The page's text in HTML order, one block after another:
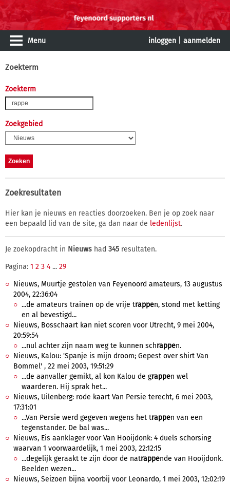
Menu inloggen aanmelden
Zoekterm
Zoekterm
Zoekgebied
Zoekresultaten
Hier kan je nieuws en reacties doorzoeken. Ben je op zoek naar
een bepaald lid van de site, ga dan naar de ledenlijst.
Je zoekopdracht in Nieuws had 345 resultaten.
Pagina: 1 2 3 4 ... 29
Nieuws, Muurtje gestolen van Feyenoord amateurs, 13 augustus
2004, 22:36:04
...de amateurs trainen op de vrije trappen, stond met ketting
en al bevestigd...
Nieuws, Bosschaart kan niet scoren voor Utrecht, 9 mei 2004,
20:59:54
...nul achter zijn naam weg te kunnen schrappen.
Nieuws, Kalou: 'Spanje is mijn droom; Gepest over shirt Van
Bommel' , 22 mei 2003, 19:51:29
...de aanvaller gemikt, al kon Kalou de grappen wel
waarderen. Hij sprak het...
Nieuws, Uilenberg: rode kaart Van Persie terecht, 6 mei 2003,
17:31:01
...Van Persie werd gegeven wegens het trappen van een
tegenstander. De bal was...
Nieuws, Eis aanklager voor Van Hooijdonk: 4 duels schorsing
waarvan 1 voorwaardelijk, 1 mei 2003, 22:12:15
...degelijk geraakt te zijn door de natrappende van Hooijdonk.
Beelden wezen...
Nieuws, Seizoen bijna voorbij voor Leonardo, 1 mei 2003, 12:02:19